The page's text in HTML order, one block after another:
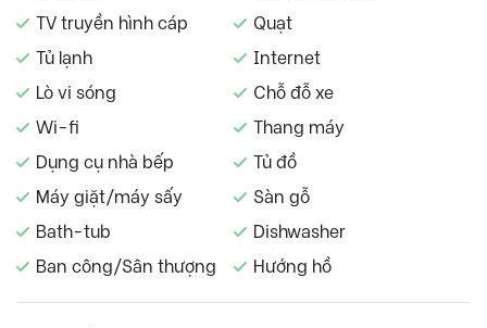
TV truyền hình cáp
Quạt
Tủ lạnh
Internet
Lò vi sóng
Chỗ đỗ xe
Wi-fi
Thang máy
Dụng cụ nhà bếp
Tủ đồ
Máy giặt/máy sấy
Sàn gỗ
Bath-tub
Dishwasher
Ban công/Sân thượng
Hướng hồ